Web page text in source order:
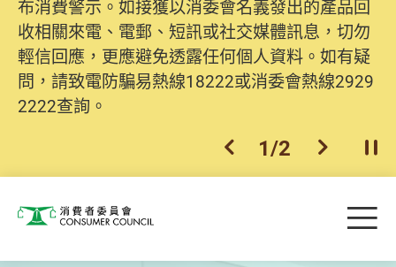
布消費警示。如接獲以消委會名義發出的產品回
收相關來電、電郵、短訊或社交媒體訊息，切勿
輕信回應，更應避免透露任何個人資料。如有疑
問，請致電防騙易熱線18222或消委會熱線2929
2222查詢。
上一個
1/2 下一個開
消費者委員會 目